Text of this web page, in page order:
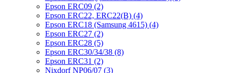
Epson ERC09 (2)
Epson ERC22, ERC22(B) (4)
Epson ERC18 (Samsung 4615) (4)
Epson ERC27 (2)
Epson ERC28 (5)
Epson ERC30/34/38 (8)
Epson ERC31 (2)
Nixdorf NP06/07 (3)